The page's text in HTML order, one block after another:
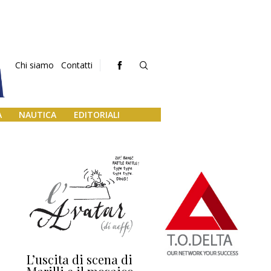
Chi siamo Contatti
NAUTICA EDITORIALI
L’uscita di scena di Darsena a Europa,